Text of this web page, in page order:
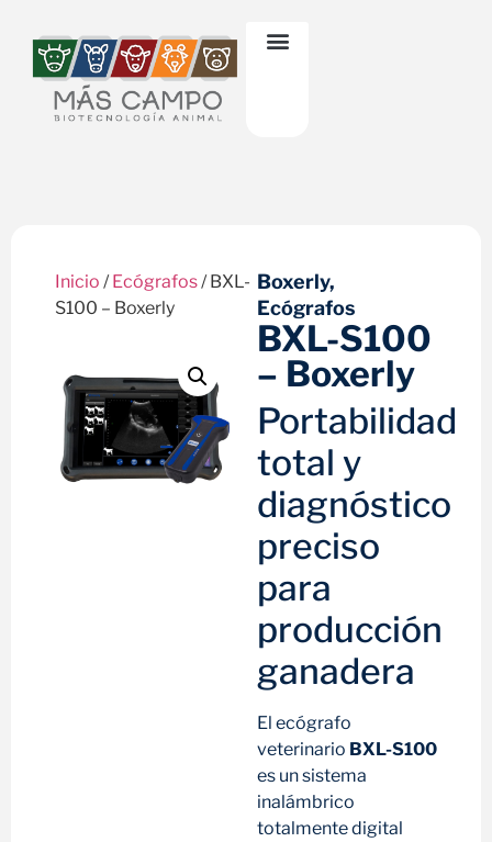
Inicio /Ecógrafos/ BXL-
S100 – Boxerly
Boxerly,
Ecógrafos
BXL-S100
– Boxerly
Portabilidad
total y
diagnóstico
preciso
para
producción
ganadera
El ecógrafo
veterinario BXL-S100
es un sistema
inalámbrico
totalmente digital